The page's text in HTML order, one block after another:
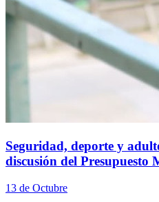
Seguridad, deporte y
discusión del Presupuesto
13 de Octubre